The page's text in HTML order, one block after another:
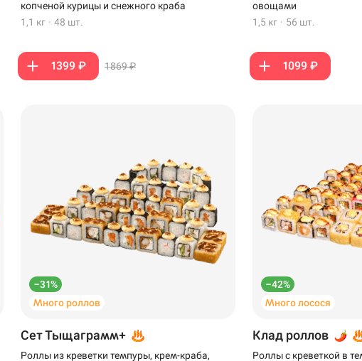
копченой курицы и снежного краба
1,1 кг · 48 шт.
1399 ₽ 1869 ₽
овощами
1,5 кг · 56 шт.
1099 ₽
–31%
Много роллов
Сет Тыщаграмм+
Роллы из креветки темпуры, крем-краба,
–42%
Много лосося
Клад роллов
Роллы с креветкой в
199 ₽ 299 ₽